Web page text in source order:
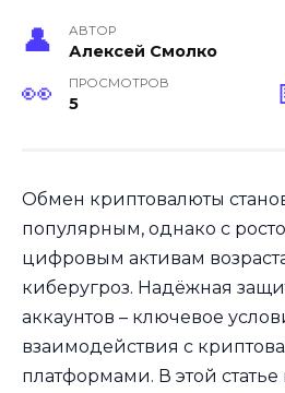
АВТОР
Алексей Смолко
ПРОСМОТРОВ
5
Обмен криптовалюты
популярным, однако с
цифровым активам
киберугроз. Надёжная
аккаунтов – ключевое
взаимодействия с
платформами. В этой